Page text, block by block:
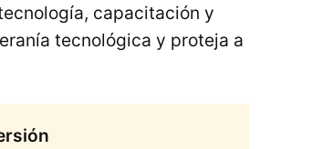
capacitación y
tecnológica y proteja a